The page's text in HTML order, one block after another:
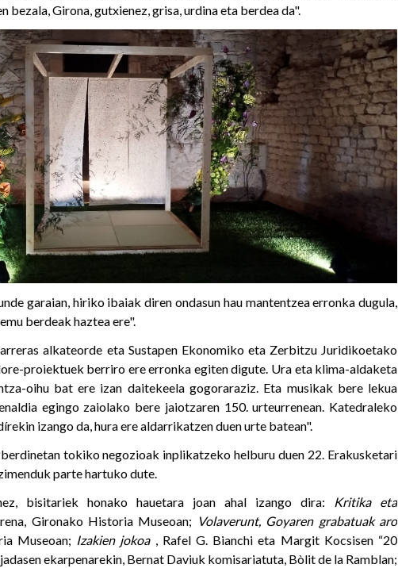
bezala, Girona, gutxienez, grisa, urdina eta berdea da".
garaian, hiriko ibaiak diren ondasun hau mantentzea erronka dugula,
berdeak haztea ere".
alkateorde eta Sustapen Ekonomiko eta Zerbitzu Juridikoetako
proiektuek berriro ere erronka egiten digute. Ura eta klima-aldaketa
oihu bat ere izan daitekeela gogoraraziz. Eta musikak bere lekua
egingo zaiolako bere jaiotzaren 150. urteurrenean. Katedraleko
izango da, hura ere aldarrikatzen duen urte batean".
tokiko negozioak inplikatzeko helburu duen 22. Erakusketari
parte hartuko dute.
bisitariek honako hauetara joan ahal izango dira: Kritika eta
Gironako Historia Museoan; Volaverunt, Goyaren grabatuak aro
Museoan; Izakien jokoa, Rafel G. Bianchi eta Margit Kocsisen “20
ekarpenarekin, Bernat Daviuk komisariatuta, Bòlit de la Ramblan;